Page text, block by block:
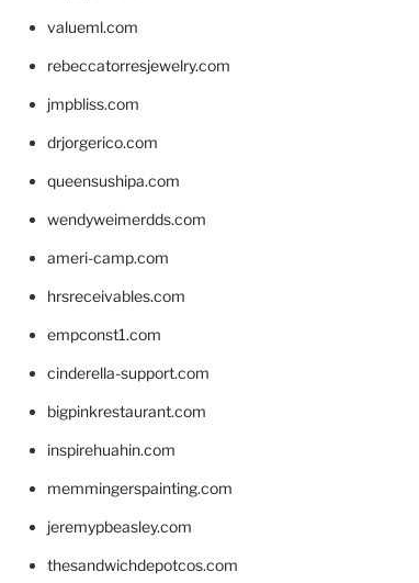
valueml.com
rebeccatorresjewelry.com
jmpbliss.com
drjorgerico.com
queensushipa.com
wendyweimerdds.com
ameri-camp.com
hrsreceivables.com
empconst1.com
cinderella-support.com
bigpinkrestaurant.com
inspirehuahin.com
memmingerspainting.com
jeremypbeasley.com
thesandwichdepotcos.com